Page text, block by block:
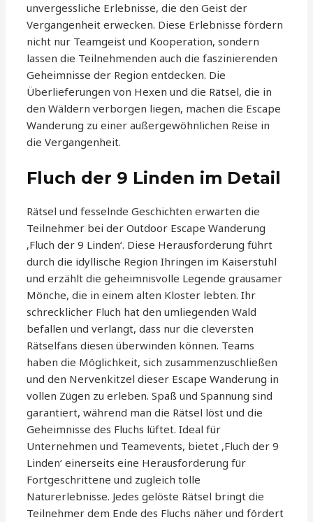
unvergessliche Erlebnisse, die den Geist der
Vergangenheit erwecken. Diese Erlebnisse fördern
nicht nur Teamgeist und Kooperation, sondern
lassen die Teilnehmenden auch die faszinierenden
Geheimnisse der Region entdecken. Die
Überlieferungen von Hexen und die Rätsel, die in
den Wäldern verborgen liegen, machen die Escape
Wanderung zu einer außergewöhnlichen Reise in
die Vergangenheit.
Fluch der 9 Linden im Detail
Rätsel und fesselnde Geschichten erwarten die
Teilnehmer bei der Outdoor Escape Wanderung
‚Fluch der 9 Linden‘. Diese Herausforderung führt
durch die idyllische Region Ihringen im Kaiserstuhl
und erzählt die geheimnisvolle Legende grausamer
Mönche, die in einem alten Kloster lebten. Ihr
schrecklicher Fluch hat den umliegenden Wald
befallen und verlangt, dass nur die cleversten
Rätselfans diesen überwinden können. Teams
haben die Möglichkeit, sich zusammenzuschließen
und den Nervenkitzel dieser Escape Wanderung in
vollen Zügen zu erleben. Spaß und Spannung sind
garantiert, während man die Rätsel löst und die
Geheimnisse des Fluchs lüftet. Ideal für
Unternehmen und Teamevents, bietet ‚Fluch der 9
Linden‘ einerseits eine Herausforderung für
Fortgeschrittene und zugleich tolle
Naturerlebnisse. Jedes gelöste Rätsel bringt die
Teilnehmer dem Ende des Fluchs näher und fördert